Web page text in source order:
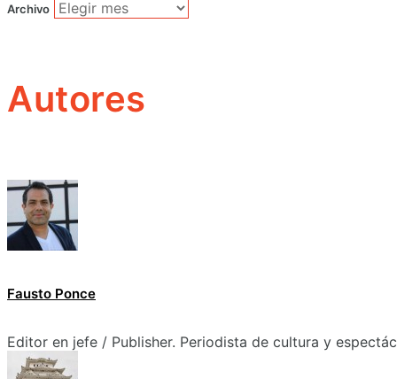
Archivo
Autores
Fausto Ponce
Editor en jefe / Publisher. Periodista de cultura y